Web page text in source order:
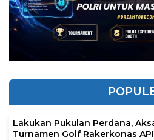
Lakukan Pukulan Perdana,
Turnamen Golf Rakerkonas